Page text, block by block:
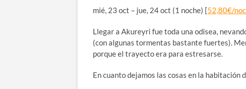
mié, 23 oct – jue, 24 oct (1 noche) [52,80€/
Llegar a Akureyri fue toda una odisea,
(con algunas tormentas bastante fuertes).
porque el trayecto era para estresarse.
En cuanto dejamos las cosas en la habitación